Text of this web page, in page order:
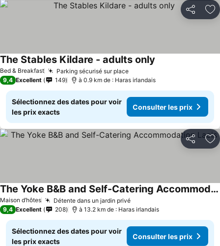
Partager
Bed & Breakfast Parking sécurisé sur place
The Stables Kildare - adults only
9,4 Excellent 149 à 0.9 km de : Haras irlandais
Sélectionnez des dates pour voir
les prix exacts
Consulter les prix
Partager
Maison d’hôtes Détente dans un jardin privé
The Yoke B&B and Self-Catering Accommodation Laois
9,4 Excellent 208 à 13.2 km de : Haras irlandais
Sélectionnez des dates pour voir
les prix exacts
Consulter les prix